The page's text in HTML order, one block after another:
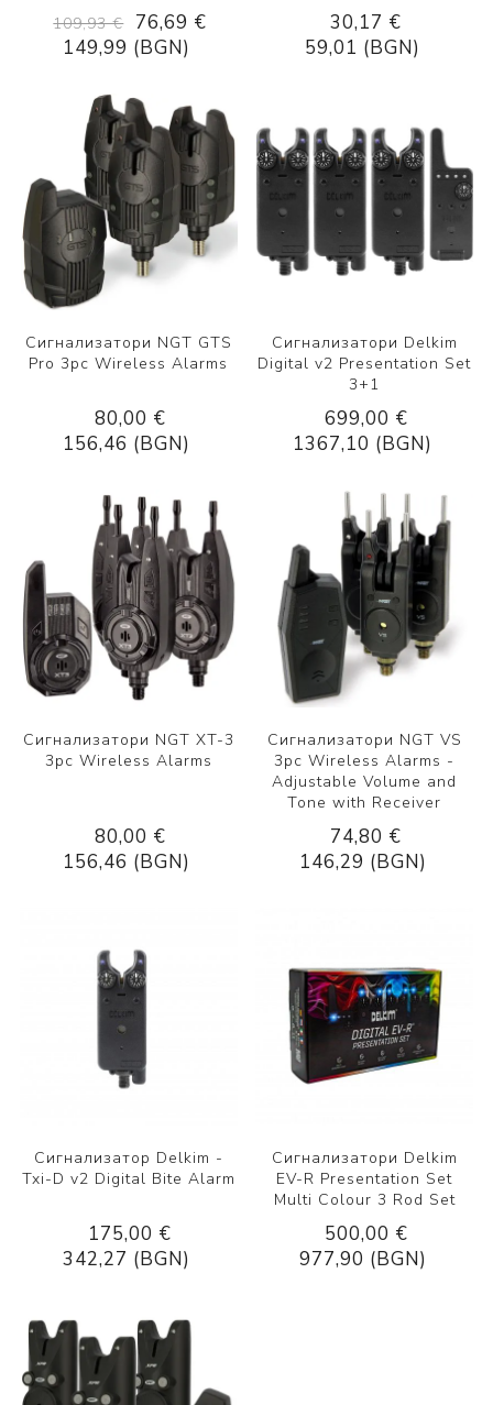
109,93 €
76,69 €
149,99 (BGN)
30,17 €
59,01 (BGN)
Сигнализатори NGT GTS
Pro 3pc Wireless Alarms
80,00 €
156,46 (BGN)
Сигнализатори Delkim
Digital v2 Presentation Set
3+1
699,00 €
1367,10 (BGN)
Сигнализатори NGT XT-3
3pc Wireless Alarms
80,00 €
156,46 (BGN)
Сигнализатори NGT VS
3pc Wireless Alarms -
Adjustable Volume and
Tone with Receiver
74,80 €
146,29 (BGN)
Сигнализатор Delkim -
Txi-D v2 Digital Bite Alarm
175,00 €
342,27 (BGN)
Сигнализатори Delkim
EV-R Presentation Set
Multi Colour 3 Rod Set
500,00 €
977,90 (BGN)